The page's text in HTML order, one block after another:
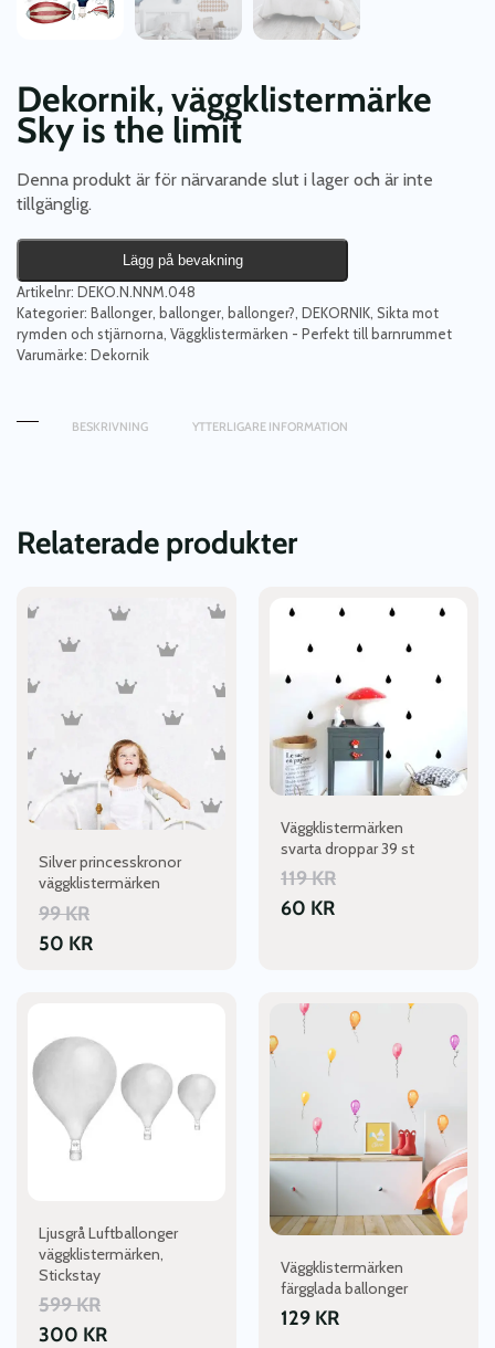
Dekornik, väggklistermärke
Sky is the limit
Denna produkt är för närvarande slut i lager och är inte
tillgänglig.
Lägg på bevakning
Artikelnr: DEKO.N.NNM.048
Kategorier: Ballonger, ballonger, ballonger? DEKORNIK Sikta mot
rymden och stjärnorna Väggklistermärken - Perfekt till barnrummet
Varumärke: Dekornik
BESKRIVNING YTTERLIGARE INFORMATION
Relaterade produkter
Silver princesskronor
väggklistermärken
99KR
50 KR
Väggklistermärken
svarta droppar 39 st
119KR
60 KR
Ljusgrå Luftballonger
väggklistermärken,
Stickstay
599KR
300 KR
Väggklistermärken
färgglada ballonger
129 KR